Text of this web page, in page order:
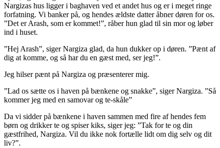
Nargizas hus ligger i baghaven ved et andet hus og er i meget ringe
forfatning. Vi banker på, og hendes ældste datter åbner døren for os.
”Det er Arash, som er kommet!”, råber hun glad til sin mor og løber
ind i huset.
”Hej Arash”, siger Nargiza glad, da hun dukker op i døren. ”Pænt af
dig at komme, og så har du en gæst med, ser jeg!”.
Jeg hilser pænt på Nargiza og præsenterer mig.
”Lad os sætte os i haven på bænkene og snakke”, siger Nargiza. ”Så
kommer jeg med en samovar og te-skåle”
Da vi sidder på bænkene i haven sammen med fire af hendes fem
børn og drikker te og spiser kiks, siger jeg: ”Tak for te og din
gæstfrihed, Nargiza. Vil du ikke nok fortælle lidt om dig selv og dit
liv?”.